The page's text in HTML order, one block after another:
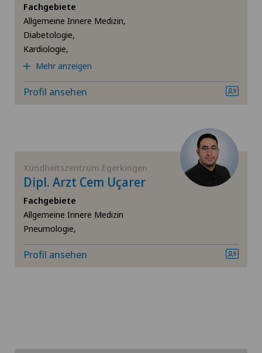
Geburtshilfe
Gynäkologie
Gynäkologische Untersuchungen
Hernien (Leistenbrüche)
Hüftarthrose
VS
JU
Fachgebiete
Allgemeine Innere Medizin,
Diabetologie,
Kardiologie,
Mehr anzeigen
Profil ansehen
Xundheitszentrum Egerkingen
Dipl. Arzt Cem Uçarer
Fachgebiete
Allgemeine Innere Medizin
Pneumologie,
Profil ansehen